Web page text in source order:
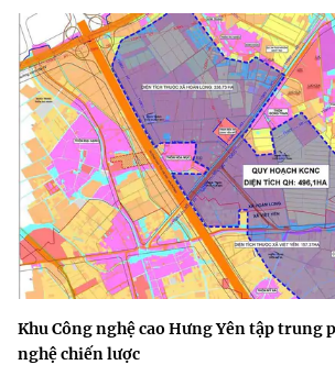
Khu Công nghệ cao Hưng Yên tập trung
nghệ chiến lược